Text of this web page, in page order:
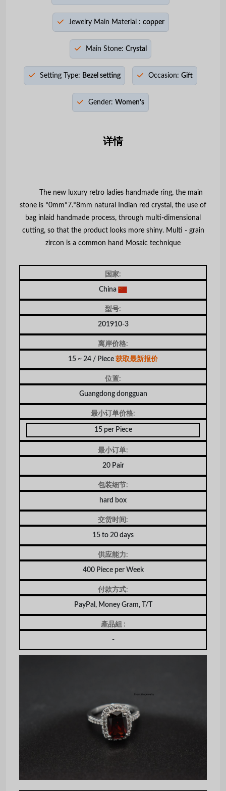
Jewelry Main Material : copper
Main Stone: Crystal
Setting Type: Bezel setting Occasion: Gift
Gender: Women's
详情
The new luxury retro ladies handmade ring, the main
stone is *0mm*7.*8mm natural Indian red crystal, the use of
bag inlaid handmade process, through multi-dimensional
cutting, so that the product looks more shiny. Multi - grain
zircon is a common hand Mosaic technique
国家:
China
型号:
201910-3
离岸价格:
15 ~ 24 / Piece 获取最新报价
位置:
Guangdong dongguan
最小订单价格:
15 per Piece
最小订单:
20 Pair
包装细节:
hard box
交货时间:
15 to 20 days
供应能力:
400 Piece per Week
付款方式:
PayPal, Money Gram, T/T
產品組 :
-